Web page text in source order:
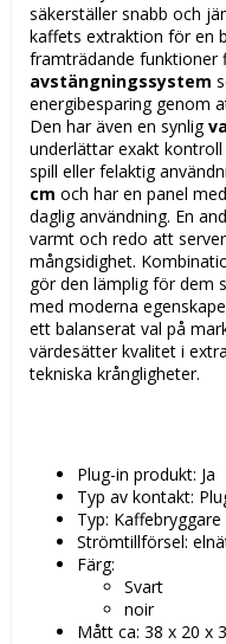
säkerställer snabb och
kaffets extraktion för en
framträdande funktioner
avstängningssystem
energibesparing genom
Den har även en synlig
underlättar exakt
spill eller felaktig
cm och har en panel
daglig användning. En
varmt och redo att
mångsidighet.
gör den lämplig för dem
med moderna
ett balanserat val på
värdesätter kvalitet i
tekniska krångligheter.
Plug-in produkt: Ja
Typ av kontakt:
Typ: Kaffebryggare
Strömtillförsel:
Färg:
Svart
noir
Mått ca: 38 x 20 x